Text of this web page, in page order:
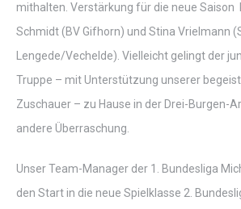
mithalten. Verstärkung für die neue
Schmidt (BV Gifhorn) und Stina Vrielmann
Lengede/Vechelde). Vielleicht gelingt der
Truppe – mit Unterstützung unserer
Zuschauer – zu Hause in der Drei-Burgen-
andere Überraschung.
Unser Team-Manager der 1. Bundesliga
den Start in die neue Spielklasse 2.